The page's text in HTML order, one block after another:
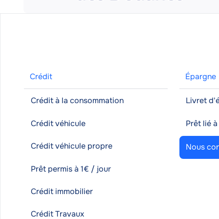
Crédit
Crédit à la consommation
Crédit véhicule
Crédit véhicule propre
Prêt permis à 1€ / jour
Crédit immobilier
Crédit Travaux
Épargne
Livret
Prêt lié
Nous